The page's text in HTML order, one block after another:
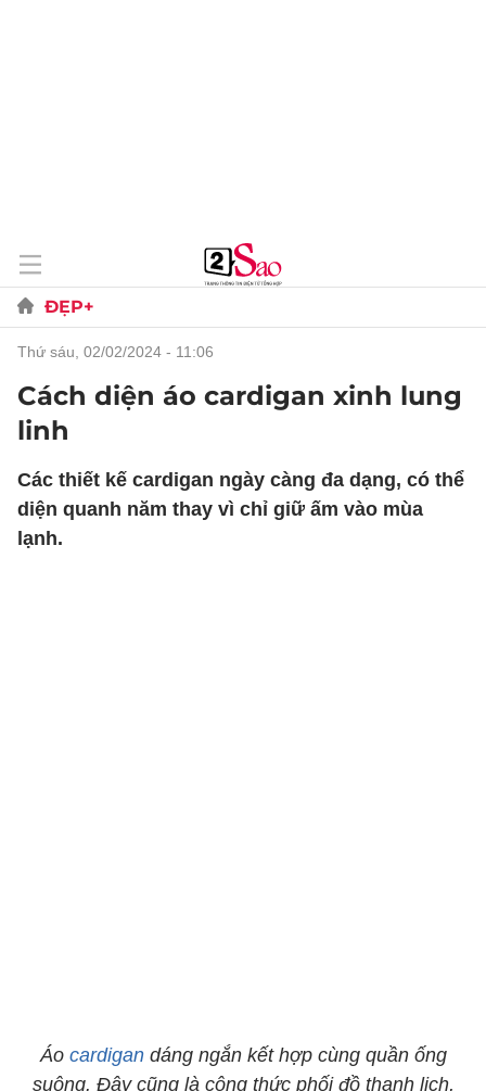
ĐẸP+
thứ sáu, 02/02/2024 - 11:06
Cách diện áo cardigan xinh lung
linh
Các thiết kế cardigan ngày càng đa dạng, có thể
diện quanh năm thay vì chỉ giữ ấm vào mùa
lạnh.
Áocardigan dáng ngắn kết hợp cùng quần ống
suông. Đây cũng là công thức phối đồ thanh lịch,